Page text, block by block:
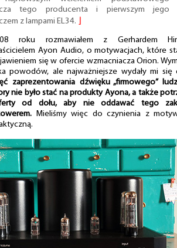
tego producenta i pierwszym jego
z lampami EL34.
roku rozmawiałem z Gerhardem
Ayon Audio, o motywacjach, które
się w ofercie wzmacniacza Orion.
powodów, ale najważniejsze wydały mi się
zaprezentowania dźwięku „firmowego”
nie było stać na produkty Ayona, a także
od dołu, aby nie oddawać tego
Mieliśmy więc do czynienia z